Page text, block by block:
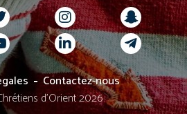
Contactez-nous
d’Orient 2026